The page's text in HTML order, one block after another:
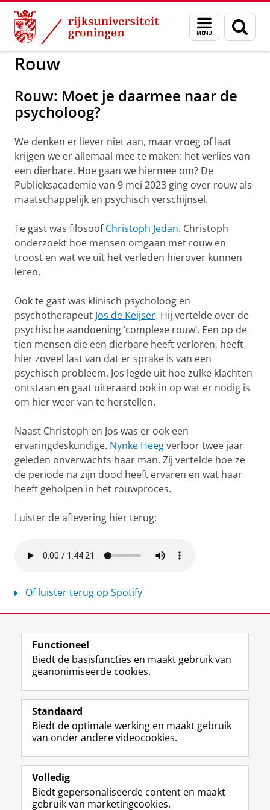
Skip
Content
Skip
Navigation
Menu
en
zoeken
GMW Publieksacademie Vorige afleveringen
Rouw
Rouw: Moet je daarmee naar de
psycholoog?
We denken er liever niet aan, maar vroeg of laat
krijgen we er allemaal mee te maken: het verlies van
een dierbare. Hoe gaan we hiermee om? De
Publieksacademie van 9 mei 2023 ging over rouw als
maatschappelijk en psychisch verschijnsel.
Te gast was filosoofChristoph Jedan. Christoph
onderzoekt hoe mensen omgaan met rouw en
troost en wat we uit het verleden hierover kunnen
leren.
Ook te gast was klinisch psycholoog en
psychotherapeut Jos de Keijser. Hij vertelde over de
psychische aandoening ‘complexe rouw’. Een op de
tien mensen die een dierbare heeft verloren, heeft
hier zoveel last van dat er sprake is van een
psychisch probleem. Jos legde uit hoe zulke klachten
ontstaan en gaat uiteraard ook in op wat er nodig is
om hier weer van te herstellen.
Naast Christoph en Jos was er ook een
ervaringdeskundige. Nynke Heegverloor twee jaar
geleden onverwachts haar man. Zij vertelde hoe ze
de periode na zijn dood heeft ervaren en wat haar
heeft geholpen in het rouwproces.
Luister de aflevering hier terug:
Of luister terug op Spotify
Laatst gewijzigd: 02 februari 2026 13:46
Volg de RUG
F
a
e
b
o
p
a
L
i
k
e
I
-
p
R
S
-
f
e
R
I
n
t
r
m
Y
o
T
e
k
Studiekiezers
Alumni
Over ons
Functioneel
Biedt de basisfuncties en maakt gebruik van
geanonimiseerde cookies.
Standaard
Biedt de optimale werking en maakt gebruik
van onder andere videocookies.
Volledig
Biedt gepersonaliseerde content en maakt
gebruik van marketingcookies.